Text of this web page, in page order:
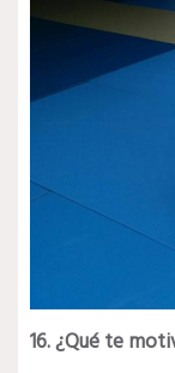
16. ¿Qué te